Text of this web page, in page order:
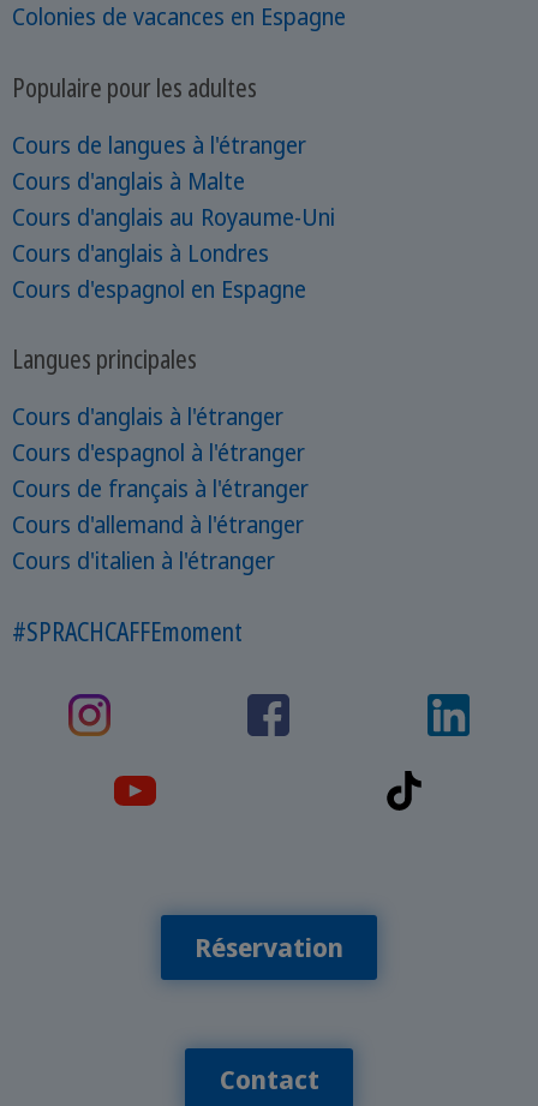
Colonies de vacances en Espagne
Populaire pour les adultes
Cours de langues à l'étranger
Cours d'anglais à Malte
Cours d'anglais au Royaume-Uni
Cours d'anglais à Londres
Cours d'espagnol en Espagne
Langues principales
Cours d'anglais à l'étranger
Cours d'espagnol à l'étranger
Cours de français à l'étranger
Cours d'allemand à l'étranger
Cours d'italien à l'étranger
#SPRACHCAFFEmoment
Réservation
Contact